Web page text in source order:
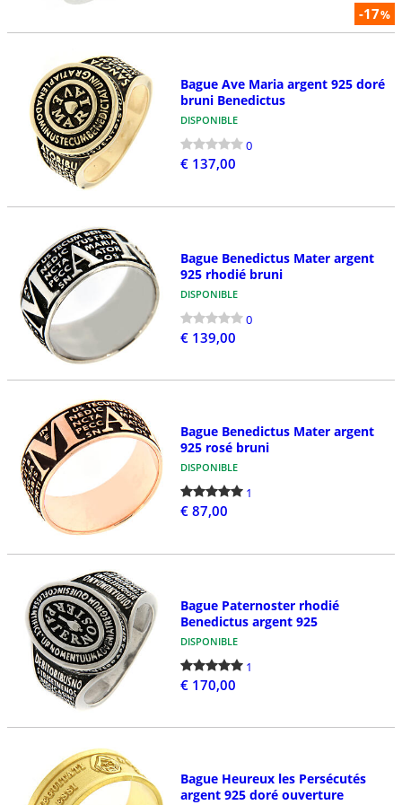
-17%
Bague Ave Maria argent 925 doré
bruni Benedictus
DISPONIBLE
0
€ 137,00
Bague Benedictus Mater argent
925 rhodié bruni
DISPONIBLE
0
€ 139,00
Bague Benedictus Mater argent
925 rosé bruni
DISPONIBLE
1
€ 87,00
Bague Paternoster rhodié
Benedictus argent 925
DISPONIBLE
1
€ 170,00
Bague Heureux les Persécutés
argent 925 doré ouverture